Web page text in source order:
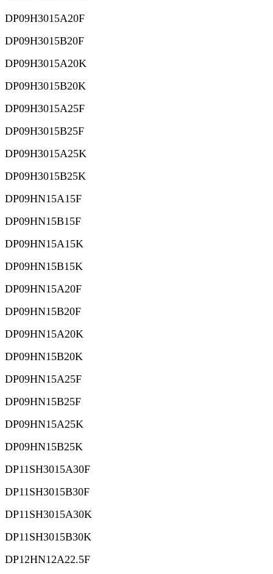
DP09H3015A20F
DP09H3015B20F
DP09H3015A20K
DP09H3015B20K
DP09H3015A25F
DP09H3015B25F
DP09H3015A25K
DP09H3015B25K
DP09HN15A15F
DP09HN15B15F
DP09HN15A15K
DP09HN15B15K
DP09HN15A20F
DP09HN15B20F
DP09HN15A20K
DP09HN15B20K
DP09HN15A25F
DP09HN15B25F
DP09HN15A25K
DP09HN15B25K
DP11SH3015A30F
DP11SH3015B30F
DP11SH3015A30K
DP11SH3015B30K
DP12HN12A22.5F